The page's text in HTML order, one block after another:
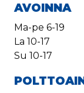
AVOINNA
Ma-pe 6-19
La 10-17
Su 10-17